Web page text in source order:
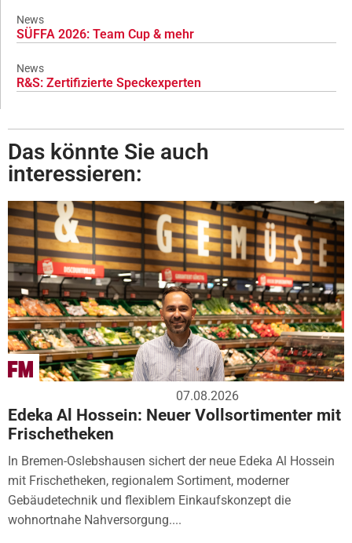
News
SÜFFA 2026: Team Cup & mehr
News
R&S: Zertifizierte Speckexperten
Das könnte Sie auch
interessieren:
07.08.2026
Edeka Al Hossein: Neuer Vollsortimenter mit
Frischetheken
In Bremen-Oslebshausen sichert der neue Edeka Al Hossein
mit Frischetheken, regionalem Sortiment, moderner
Gebäudetechnik und flexiblem Einkaufskonzept die
wohnortnahe Nahversorgung....